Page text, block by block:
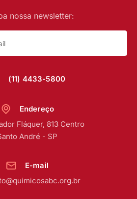
(11) 4433-5800
nossa newsletter:
Endereço
Fláquer, 813 Centro
André - SP
E-mail